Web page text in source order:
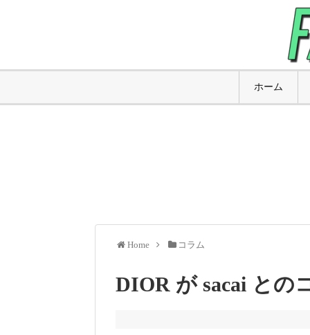
ホーム
Home コラム
DIOR が sacai との